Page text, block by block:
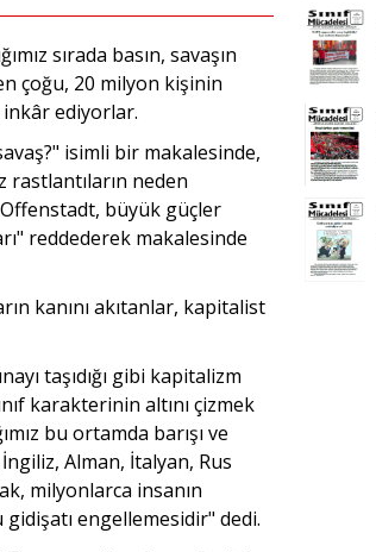
sırada basın, savaşın
çoğu, 20 milyon kişinin
ediyorlar.
isimli bir makalesinde,
neden
büyük güçler
reddederek makalesinde
kanını akıtanlar, kapitalist
taşıdığı gibi kapitalizm
karakterinin altını çizmek
bu ortamda barışı ve
Alman, İtalyan, Rus
milyonlarca insanın
engellemesidir" dedi.